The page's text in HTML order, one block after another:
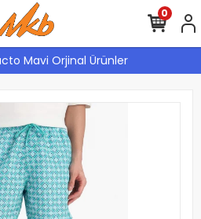
Mavi Orjinal Ürünler
0